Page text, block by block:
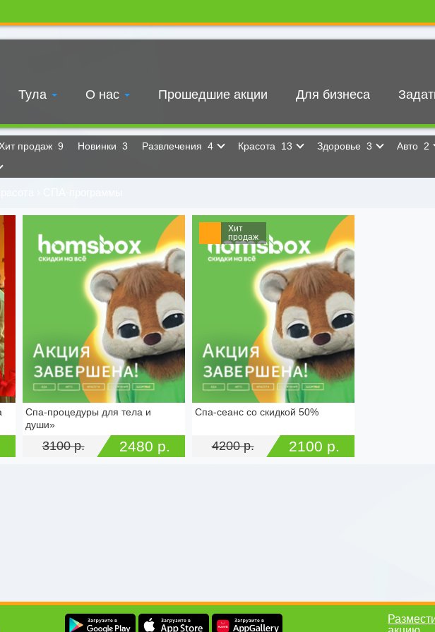
Тула О нас Прошедшие акции Для бизнеса
Хит продаж 9 Новинки 3 Развлечения 4 Красота 13 Здоровье 3 Авто 2
г. Тула, ул. Вересаева, д. 10А
Спа‑процедуры для тела и
души»
3100 р. 2480 р.
Хит
продаж
г. Тула ул. Революции, д. 3а
Спа-сеанс со скидкой 50%
4200 р. 2100 р.